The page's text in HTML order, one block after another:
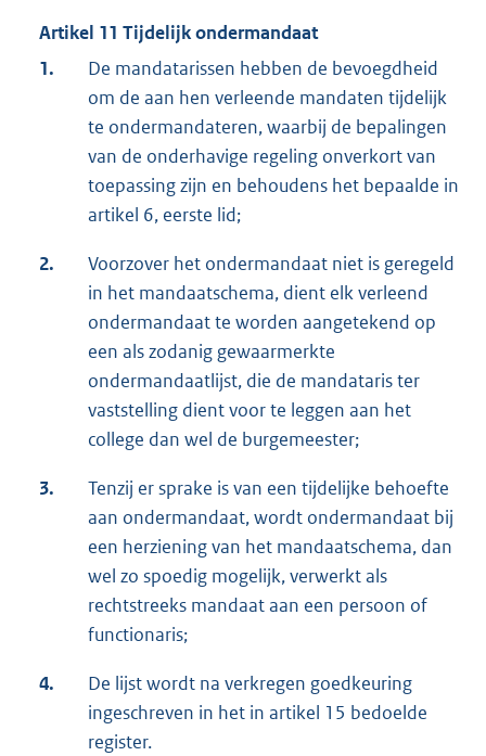
Artikel 11 Tijdelijk ondermandaat
1.
De mandatarissen hebben de bevoegdheid
om de aan hen verleende mandaten tijdelijk
te ondermandateren, waarbij de bepalingen
van de onderhavige regeling onverkort van
toepassing zijn en behoudens het bepaalde in
artikel 6, eerste lid;
2.
Voorzover het ondermandaat niet is geregeld
in het mandaatschema, dient elk verleend
ondermandaat te worden aangetekend op
een als zodanig gewaarmerkte
ondermandaatlijst, die de mandataris ter
vaststelling dient voor te leggen aan het
college dan wel de burgemeester;
3.
Tenzij er sprake is van een tijdelijke behoefte
aan ondermandaat, wordt ondermandaat bij
een herziening van het mandaatschema, dan
wel zo spoedig mogelijk, verwerkt als
rechtstreeks mandaat aan een persoon of
functionaris;
4.
De lijst wordt na verkregen goedkeuring
ingeschreven in het in artikel 15 bedoelde
register.